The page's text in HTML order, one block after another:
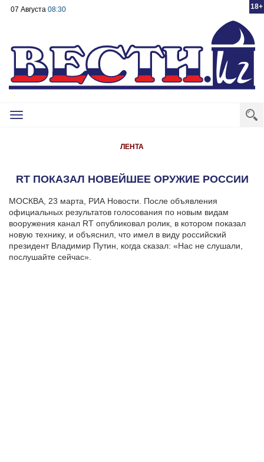
18+
07 Августа 08:30
Toggle
ЛЕНТА
RT ПОКАЗАЛ НОВЕЙШЕЕ ОРУЖИЕ РОССИИ
МОСКВА, 23 марта, РИА Новости. После объявления
официальных результатов голосования по новым видам
вооружения канал RT опубликовал ролик, в котором показал
новую технику, и объяснил, что имел в виду российский
президент Владимир Путин, когда сказал: «Нас не слушали,
послушайте сейчас».